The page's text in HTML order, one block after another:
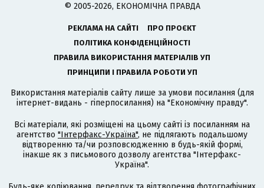
© 2005-2026, ЕКОНОМІЧНА ПРАВДА
РЕКЛАМА НА САЙТІ
ПРО ПРОЄКТ
ПОЛІТИКА КОНФІДЕНЦІЙНОСТІ
ПРАВИЛА ВИКОРИСТАННЯ МАТЕРІАЛІВ УП
ПРИНЦИПИ І ПРАВИЛА РОБОТИ УП
Використання матеріалів сайту лише за умови посилання (для
інтернет-видань - гіперпосилання) на "Економічну правду".
Всі матеріали, які розміщені на цьому сайті із посиланням на
агентство "Інтерфакс-Україна", не підлягають подальшому
відтворенню та/чи розповсюдженню в будь-якій формі,
інакше як з письмового дозволу агентства "Інтерфакс-
Україна".